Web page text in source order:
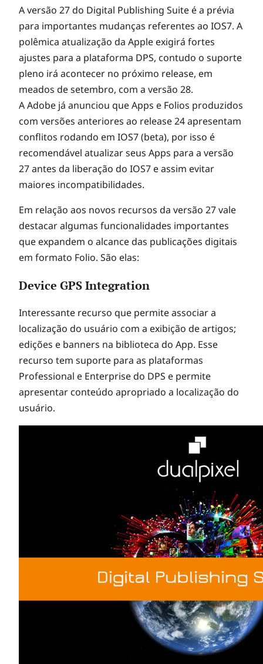
A
d
o
b
e
D
P
S
v
e
r
s
7
A versão 27 do Digital Publishing Suite é a prévia
para importantes mudanças referentes ao IOS7. A
polêmica atualização da Apple exigirá fortes
ajustes para a plataforma DPS, contudo o suporte
pleno irá acontecer no próximo release, em
meados de setembro, com a versão 28.
A Adobe já anunciou que Apps e Folios produzidos
com versões anteriores ao release 24 apresentam
conflitos rodando em IOS7 (beta), por isso é
recomendável atualizar seus Apps para a versão
27 antes da liberação do IOS7 e assim evitar
maiores incompatibilidades.
Em relação aos novos recursos da versão 27 vale
destacar algumas funcionalidades importantes
que expandem o alcance das publicações digitais
em formato Folio. São elas:
Device GPS Integration
Interessante recurso que permite associar a
localização do usuário com a exibição de artigos;
edições e banners na biblioteca do App. Esse
recurso tem suporte para as plataformas
Professional e Enterprise do DPS e permite
apresentar conteúdo apropriado a localização do
usuário.